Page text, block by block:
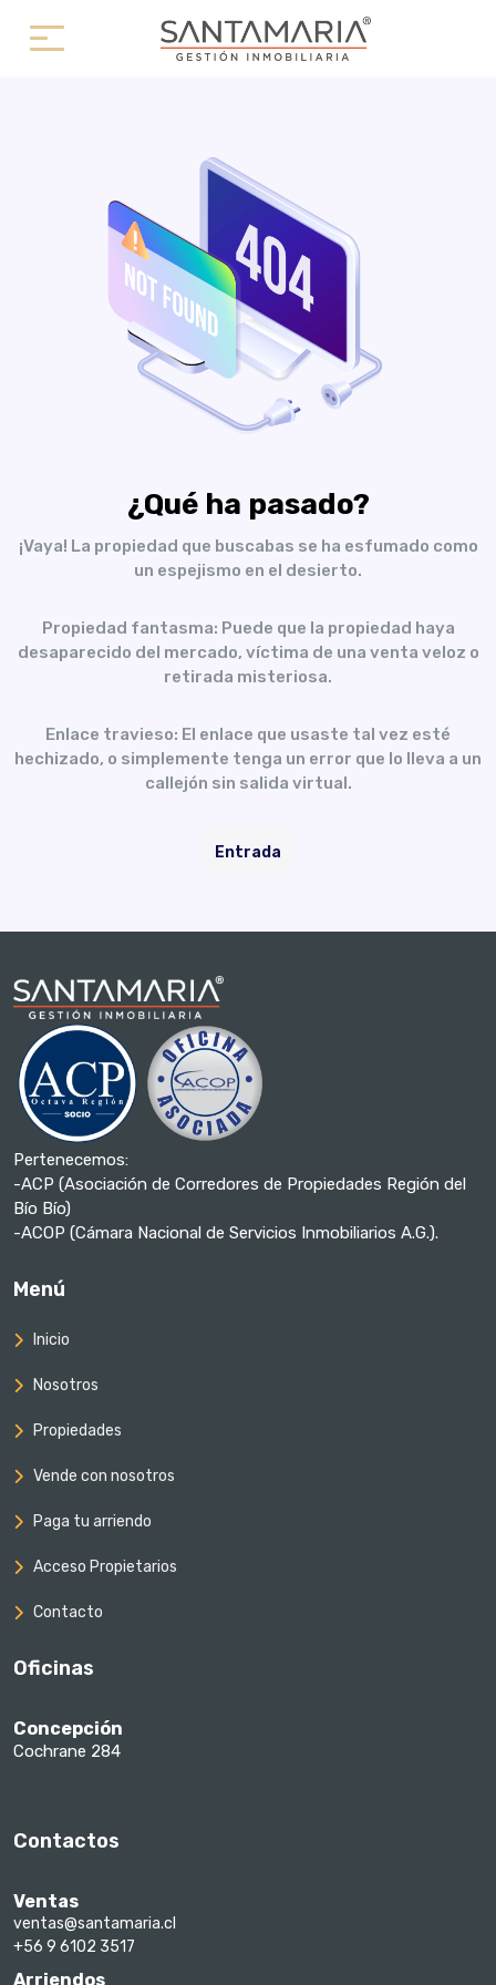
¿Qué ha pasado?
¡Vaya! La propiedad que buscabas se ha esfumado como
un espejismo en el desierto.
Propiedad fantasma: Puede que la propiedad haya
desaparecido del mercado, víctima de una venta veloz o
retirada misteriosa.
Enlace travieso: El enlace que usaste tal vez esté
hechizado, o simplemente tenga un error que lo lleva a un
callejón sin salida virtual.
Entrada
Pertenecemos:
-ACP (Asociación de Corredores de Propiedades Región del
Bío Bío)
-ACOP (Cámara Nacional de Servicios Inmobiliarios A.G.).
Menú
Inicio
Nosotros
Propiedades
Vende con nosotros
Paga tu arriendo
Acceso Propietarios
Contacto
Oficinas
Concepción
Cochrane 284
Contactos
Ventas
ventas@santamaria.cl
+56 9 6102 3517
Arriendos